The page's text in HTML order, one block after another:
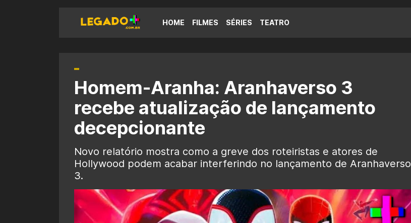
HOME FILMES SÉRIES TEATRO
Homem-Aranha: Aranhaverso 3
recebe atualização de lançamento
decepcionante
Novo relatório mostra como a greve dos roteiristas e atores de
Hollywood podem acabar interferindo no lançamento de Aranhaverso
3.